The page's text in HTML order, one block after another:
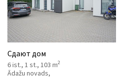
Сдают дом
6 ist., 1 st., 103 m2
Ādažu novads,